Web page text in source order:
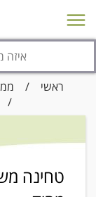
ראשי /
/
טחינה